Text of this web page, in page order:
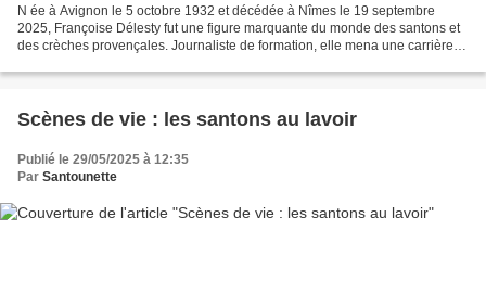
N ée à Avignon le 5 octobre 1932 et décédée à Nîmes le 19 septembre
2025, Françoise Délesty fut une figure marquante du monde des santons et
des crèches provençales. Journaliste de formation, elle mena une carrière à
Scènes de vie : les santons au lavoir
Publié le 29/05/2025 à 12:35
Par Santounette